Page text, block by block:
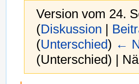
Version vom 24.
(Diskussion |
(Unterschied) ←
(Unterschied) |